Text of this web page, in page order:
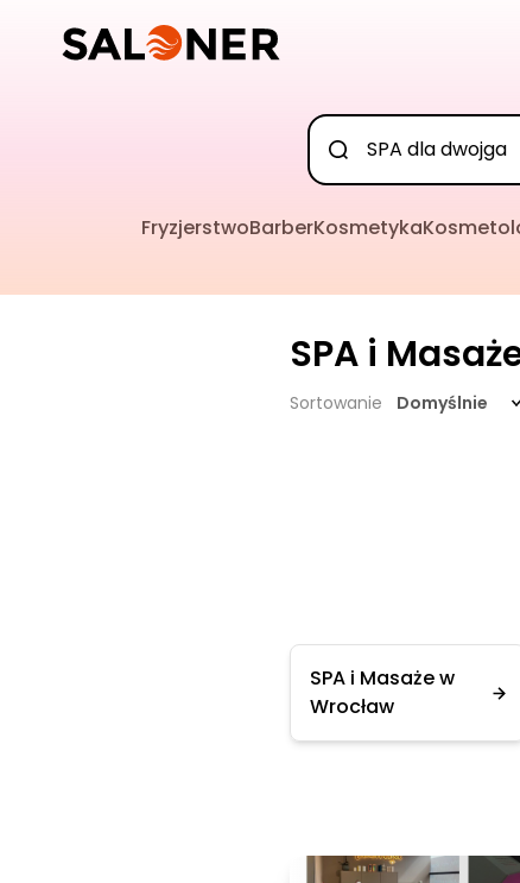
FryzjerstwoBarberKosmetyka
SPA i
Sortowanie Domyślnie
SPA i Masaże w
Wrocław